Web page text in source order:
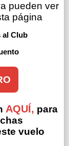
pueden ver
página
al Club
AQUÍ, para
vuelo